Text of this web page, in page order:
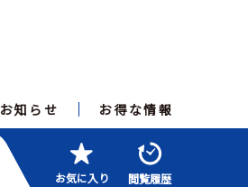
お知らせ お得な情報
お気に入り 閲覧履歴